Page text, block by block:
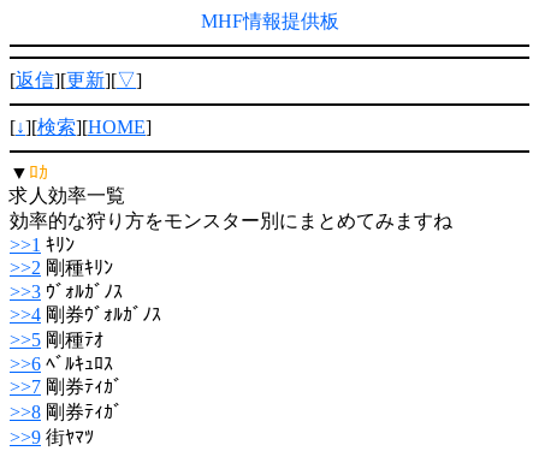
MHF情報提供板
[返信][更新][▽]
[↓][検索][HOME]
▼ ﾛｶ
求人効率一覧
効率的な狩り方をモンスター別にまとめてみますね
>>1 ｷﾘﾝ
>>2 剛種ｷﾘﾝ
>>3 ｳﾞｫﾙｶﾞﾉｽ
>>4 剛券ｳﾞｫﾙｶﾞﾉｽ
>>5 剛種ﾃｵ
>>6 ﾍﾞﾙｷｭﾛｽ
>>7 剛券ﾃｨｶﾞ
>>8 剛券ﾃｨｶﾞ
>>9 街ﾔﾏﾂ